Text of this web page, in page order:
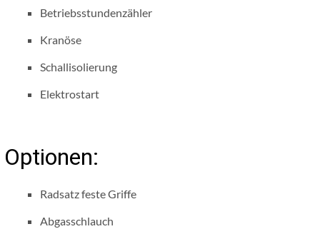
Betriebsstundenzähler
Kranöse
Schallisolierung
Elektrostart
Optionen:
Radsatz feste Griffe
Abgasschlauch